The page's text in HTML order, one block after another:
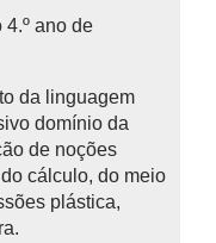
4.º ano de
da linguagem
domínio da
de noções
cálculo, do meio
plástica,